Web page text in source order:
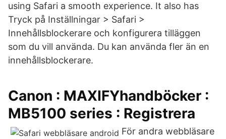
using Safari a smooth experience. It also has
Tryck på Inställningar > Safari >
Innehållsblockerare och konfigurera tilläggen
som du vill använda. Du kan använda fler än en
innehållsblockerare.
Canon : MAXIFYhandböcker :
MB5100 series : Registrera
För andra webbläsare